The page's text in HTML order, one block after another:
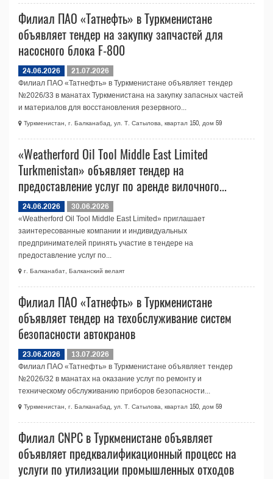
Филиал ПАО «Татнефть» в Туркменистане
объявляет тендер на закупку запчастей для
насосного блока F-800
24.06.2026
21.07.2026
Филиал ПАО «Татнефть» в Туркменистане объявляет тендер
№2026/33 в манатах Туркменистана на закупку запасных частей
и материалов для восстановления резервного...
Туркменистан, г. Балканабад, ул. Т. Сатылова, квартал 150, дом 59
«Weatherford Oil Tool Middle East Limited
Turkmenistan» объявляет тендер на
предоставление услуг по аренде вилочного...
24.06.2026
30.06.2026
«Weatherford Oil Tool Middle East Limited» приглашает
заинтересованные компании и индивидуальных
предпринимателей принять участие в тендере на
предоставление услуг по...
г. Балканабат, Балканский велаят
Филиал ПАО «Татнефть» в Туркменистане
объявляет тендер на техобслуживание систем
безопасности автокранов
23.06.2026
13.07.2026
Филиал ПАО «Татнефть» в Туркменистане объявляет тендер
№2026/32 в манатах на оказание услуг по ремонту и
техническому обслуживанию приборов безопасности...
Туркменистан, г. Балканабад, ул. Т. Сатылова, квартал 150, дом 59
Филиал CNPC в Туркменистане объявляет
объявляет предквалификационный процесс на
услуги по утилизации промышленных отходов